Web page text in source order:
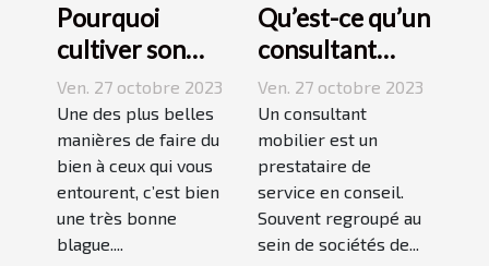
Pourquoi
cultiver son
esprit
humoristique ?
Ven. 27 octobre 2023
Une des plus belles
manières de faire du
bien à ceux qui vous
entourent, c’est bien
une très bonne
blague....
Qu’est-ce qu’un
consultant
mobilier ?
Ven. 27 octobre 2023
Un consultant
mobilier est un
prestataire de
service en conseil.
Souvent regroupé au
sein de sociétés de...